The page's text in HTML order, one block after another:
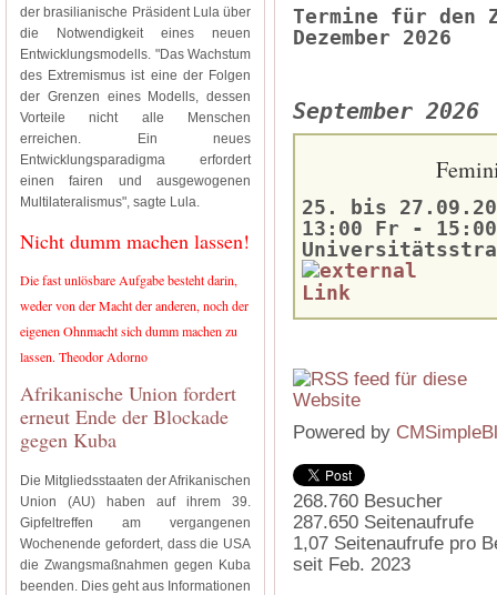
der brasilianische Präsident Lula über
die Notwendigkeit eines neuen
Entwicklungsmodells. "Das Wachstum
des Extremismus ist eine der Folgen
der Grenzen eines Modells, dessen
Vorteile nicht alle Menschen
erreichen. Ein neues
Entwicklungsparadigma erfordert
einen fairen und ausgewogenen
Multilateralismus", sagte Lula.
Nicht dumm machen lassen!
Die fast unlösbare Aufgabe besteht darin,
weder von der Macht der anderen, noch der
eigenen Ohnmacht sich dumm machen zu
lassen. Theodor Adorno
Afrikanische Union fordert
erneut Ende der Blockade
gegen Kuba
Die Mitgliedsstaaten der Afrikanischen
Union (AU) haben auf ihrem 39.
Gipfeltreffen am vergangenen
Wochenende gefordert, dass die USA
die Zwangsmaßnahmen gegen Kuba
beenden. Dies geht aus Informationen
Termine für den
Dezember 2026
September 2026
25. bis
13:00 Fr - 15:00
Powered by
268.760 Besucher
287.650 Seitenaufrufe
1,07 Seitenaufrufe pro
seit Feb. 2023